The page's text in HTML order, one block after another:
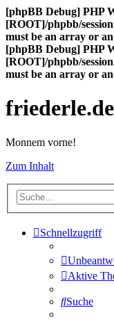
[phpBB Debug] PHP
[ROOT]/phpbb/
must be an array or
[phpBB Debug] PHP
[ROOT]/phpbb/
must be an array or
friederle.de
Monnem vorne!
Zum Inhalt
Schnellzugriff
Aktive
Suche